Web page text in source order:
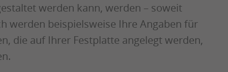
werden kann, werden – soweit
werden beispielsweise Ihre Angaben für
die auf Ihrer Festplatte angelegt werden,